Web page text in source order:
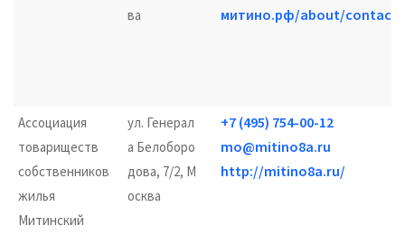
ва
митино.рф/about/
Ассоциация
товариществ
собственников
жилья
Митинский
ул. Генерал
а Белоборо
дова, 7/2, М
осква
+7 (495) 754-00-12
mo@mitino8a.ru
http://mitino8a.ru/